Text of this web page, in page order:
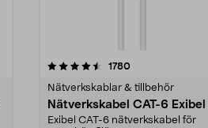
1780recensioner
Nätverkskablar & tillbehör
Nätverkskabel CAT-6 Exibel
Exibel CAT-6 nätverkskabel för
4.5 av 5 stjärnor